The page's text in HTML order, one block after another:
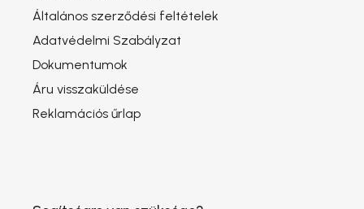
Általános szerződési feltételek
Adatvédelmi Szabályzat
Dokumentumok
Áru visszaküldése
Reklamációs űrlap